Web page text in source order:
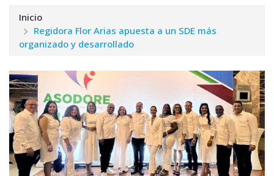
Inicio
Regidora Flor Arias apuesta a un SDE más
organizado y desarrollado